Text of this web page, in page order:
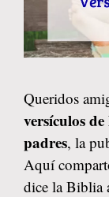
Queridos
versículos
padres, la
Aquí
dice la Biblia